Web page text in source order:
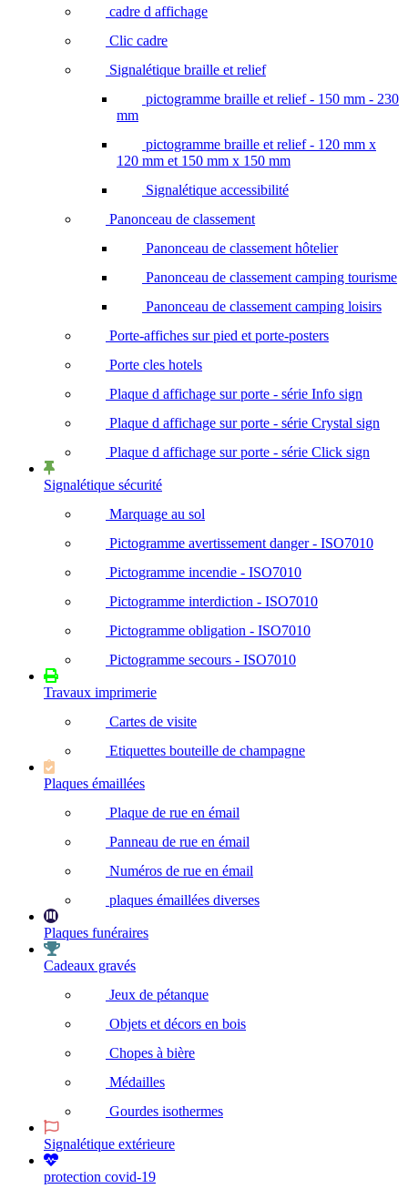
cadre d affichage
Clic cadre
Signalétique braille et relief
pictogramme braille et relief - 150 mm - 230
mm
pictogramme braille et relief - 120 mm x
120 mm et 150 mm x 150 mm
Signalétique accessibilité
Panonceau de classement
Panonceau de classement hôtelier
Panonceau de classement camping tourisme
Panonceau de classement camping loisirs
Porte-affiches sur pied et porte-posters
Porte cles hotels
Plaque d affichage sur porte - série Info sign
Plaque d affichage sur porte - série Crystal sign
Plaque d affichage sur porte - série Click sign
Signalétique sécurité
Marquage au sol
Pictogramme avertissement danger - ISO7010
Pictogramme incendie - ISO7010
Pictogramme interdiction - ISO7010
Pictogramme obligation - ISO7010
Pictogramme secours - ISO7010
Travaux imprimerie
Cartes de visite
Etiquettes bouteille de champagne
Plaques émaillées
Plaque de rue en émail
Panneau de rue en émail
Numéros de rue en émail
plaques émaillées diverses
Plaques funéraires
Cadeaux gravés
Jeux de pétanque
Objets et décors en bois
Chopes à bière
Médailles
Gourdes isothermes
Signalétique extérieure
protection covid-19